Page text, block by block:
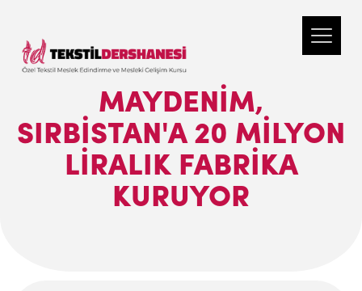
MAYDENIM,
SIRBISTAN'A 20 MILYON
LIRALIK FABRIKA
KURUYOR